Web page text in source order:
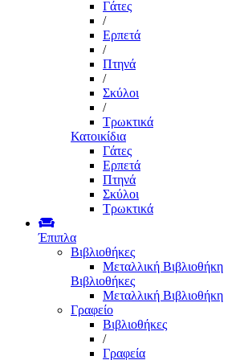
Γάτες
/
Ερπετά
/
Πτηνά
/
Σκύλοι
/
Τρωκτικά
Κατοικίδια
Γάτες
Ερπετά
Πτηνά
Σκύλοι
Τρωκτικά
Έπιπλα
Βιβλιοθήκες
Μεταλλική Βιβλιοθήκη
Βιβλιοθήκες
Μεταλλική Βιβλιοθήκη
Γραφείο
Βιβλιοθήκες
/
Γραφεία